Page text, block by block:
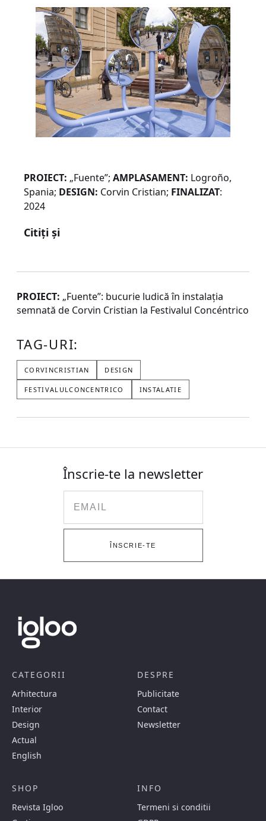
PROIECT: „Fuente”; AMPLASAMENT: Logroño,
Spania; DESIGN: Corvin Cristian; FINALIZAT:
2024
Citiți și
PROIECT: „Fuente”: bucurie ludică în instalația
semnată de Corvin Cristian la Festivalul Concéntrico
TAG-URI:
CORVINCRISTIAN DESIGN
FESTIVALULCONCENTRICO INSTALATIE
Înscrie-te la newsletter
ÎNSCRIE-TE
CATEGORII
Arhitectura
Interior
Design
Actual
English
DESPRE
Publicitate
Contact
Newsletter
SHOP
Revista Igloo
INFO
Termeni si conditii